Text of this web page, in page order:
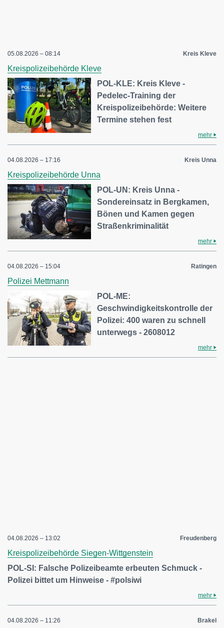
05.08.2026 – 08:14 Kreis Kleve
Kreispolizeibehörde Kleve
POL-KLE: Kreis Kleve -
Pedelec-Training der
Kreispolizeibehörde: Weitere
Termine stehen fest
mehr
04.08.2026 – 17:16 Kreis Unna
Kreispolizeibehörde Unna
POL-UN: Kreis Unna -
Sondereinsatz in Bergkamen,
Bönen und Kamen gegen
Straßenkriminalität
mehr
04.08.2026 – 15:04 Ratingen
Polizei Mettmann
POL-ME:
Geschwindigkeitskontrolle der
Polizei: 400 waren zu schnell
unterwegs - 2608012
mehr
04.08.2026 – 13:02 Freudenberg
Kreispolizeibehörde Siegen-Wittgenstein
POL-SI: Falsche Polizeibeamte erbeuten Schmuck -
Polizei bittet um Hinweise - #polsiwi
mehr
04.08.2026 – 11:26 Brakel